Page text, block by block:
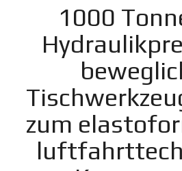
1000
zum